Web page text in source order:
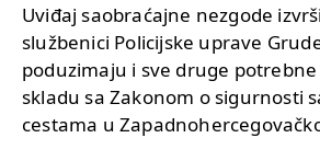
Uviđaj saobraćajne nezgode
službenici Policijske uprave
poduzimaju i sve druge
skladu sa Zakonom o sigurnosti
cestama u